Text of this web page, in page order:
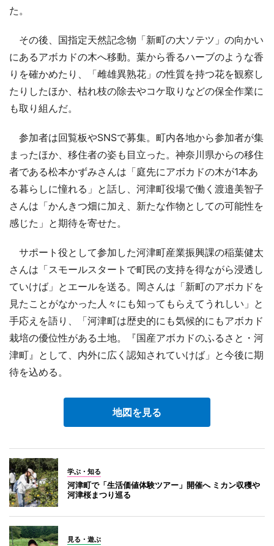
た。
その後、国指定天然記念物「新町の大ソテツ」の向かい
にあるアボカドの木へ移動。葉から香るハーブのような香
りを確かめたり、「雌雄異熟花」の性質を持つ花を観察し
たりしたほか、枯れ枝の除去やコケ取りなどの保全作業に
も取り組んだ。
参加者は回覧板やSNSで募集。町内各地から参加者が集
まったほか、移住者の姿も目立った。神奈川県からの移住
者である松本かずみさんは「庭先にアボカドの木が1本あ
る暮らしに憧れる」と話し、河津町役場で働く渡邉美智子
さんは「かんきつ畑に加え、新たな作物としての可能性を
感じた」と期待を寄せた。
サポート役として参加した河津町産業振興課の稲葉健太
さんは「スモールスタートで町民の支持を得ながら浸透し
ていけば」とエールを送る。岡さんは「新町のアボカドを
見たことがなかった人々にも知ってもらえてうれしい」と
手応えを語り、「河津町は歴史的にも気候的にもアボカド
栽培の優位性がある土地。『国産アボカドのふるさと・河
津町』として、内外に広く認知されていけば」と今後に期
待を込める。
地図を見る
学ぶ・知る
河津町で「生活価値体験ツアー」開催へ ミカン収穫や
河津桜まつり巡る
見る・遊ぶ